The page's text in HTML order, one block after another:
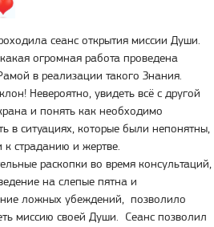
сеанс открытия миссии Души.
огромная работа проведена
в реализации такого Знания.
Невероятно, увидеть всё с другой
и понять как необходимо
в ситуациях, которые были непонятны,
к страданию и жертве.
раскопки во время консультаций,
на слепые пятна и
ложных убеждений, позволило
миссию своей Души. Сеанс позволил